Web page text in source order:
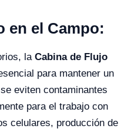
en el Campo:
la Cabina de Flujo
para mantener un
eviten contaminantes
para el trabajo con
celulares, producción de